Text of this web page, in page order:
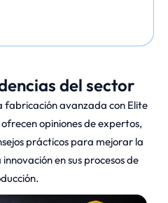
complejas. En
3 y 4 ejes para
inigualables.
CNC
del sector
fabricación avanzada con Elite
opiniones de expertos,
prácticos para mejorar la
en sus procesos de